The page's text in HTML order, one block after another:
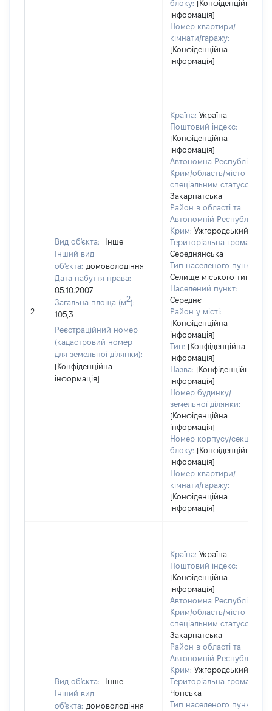
блоку: [Конфіденційна
інформація]
Номер квартири/
кімнати/гаражу:
[Конфіденційна
інформація]
2
Вид об'єкта:
Інше
Інший вид
об'єкта: домоволодіння
Дата набуття права:
05.10.2007
Загальна площа (м2):
105,3
Реєстраційний номер
(кадастровий номер
для земельної ділянки):
[Конфіденційна
інформація]
Країна: Україна
Поштовий індекс:
[Конфіденційна
інформація]
Автономна Республіка
Крим/область/місто зі
спеціальним статусом:
Закарпатська
Район в області та
Автономній Республіці
Крим: Ужгородський
Територіальна громада:
Середнянська
Тип населеного пункту:
Селище міського типу
Населений пункт:
Середнє
Район у місті:
[Конфіденційна
інформація]
Тип: [Конфіденційна
інформація]
Назва: [Конфіденційна
інформація]
Номер будинку/
земельної ділянки:
[Конфіденційна
інформація]
Номер корпусу/секції/
блоку: [Конфіденційна
інформація]
Номер квартири/
кімнати/гаражу:
[Конфіденційна
інформація]
Вид об'єкта:
Інше
Інший вид
об'єкта: домоволодіння
Країна: Україна
Поштовий індекс:
[Конфіденційна
інформація]
Автономна Республіка
Крим/область/місто зі
спеціальним статусом:
Закарпатська
Район в області та
Автономній Республіці
Крим: Ужгородський
Територіальна громада:
Чопська
Тип населеного пункту: